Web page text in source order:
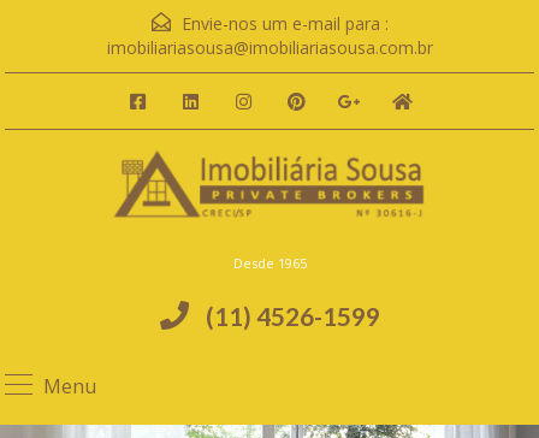
Envie-nos um e-mail para :
imobiliariasousa@imobiliariasousa.com.br
Desde 1965
(11) 4526-1599
Menu